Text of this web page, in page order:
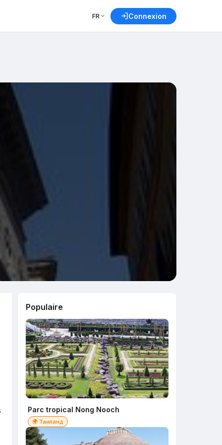
FR Connexion
Populaire
Parc tropical Nong Nooch
🌍 Таиланд